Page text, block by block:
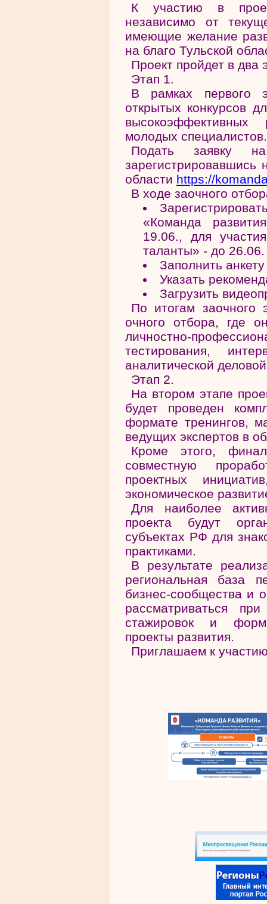
К участию в
независимо от
имеющие желание
на благо Тульской
Проект пройдет в два
Этап 1.
В рамках первого
открытых конкурсов
высокоэффективных
молодых специалистов.
Подать заявку
зарегистрировавшись
области https://
В ходе заочного
«Команда
19.06., для
таланты» - до 26.06.
Заполнить анкету
Указать
Загрузить
По итогам заочного
очного отбора, где
личностно-
тестирования,
аналитической
Этап 2.
На втором этапе
будет проведен
формате тренингов,
ведущих экспертов в
Кроме этого,
совместную
проектных
экономическое
Для наиболее
проекта будут
субъектах РФ для
практиками.
В результате
региональная база
бизнес-сообщества и
рассматриваться
стажировок и
проекты развития.
Приглашаем к